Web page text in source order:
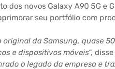
dos novos Galaxy A90 5G e
seu portfólio com
da Samsung, quase
e dispositivos móveis“, disse
o legado da empresa e